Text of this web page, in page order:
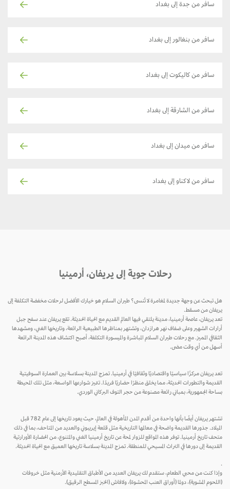
سافر من جدة إلى بغداد
سافر من بنغالور إلى بغداد
سافر من كاليكوت إلى بغداد
سافر من الشارقة إلى بغداد
سافر من ميدان إلى بغداد
سافر من لاكناو إلى بغداد
رحلات جوية إلى يريفان، أرمينيا
هل تبحث عن وجهة جديدة لمغامرة لا تُنسى؟ طيران السلام هو خيارك الأفضل لرحلات مخفضة التكلفة إلى
يريفان من مسقط.
تعد يريفان، عاصمة أرمينيا، مدينة يلتقي فيها العالم القديم مع الحياة الحديثة. تقع يريفان عند سفح جبل
أرارات الشهير وعلى ضفاف نهر هرازدان، وتشتهر بمناظرها الطبيعية الرائعة، وتاريخها الغني، ومشهدها
الثقافي المميز. مع رحلات طيران السلام المباشرة والميسورة التكلفة، أصبح اكتشاف هذه المدينة الرائعة
أسهل من أي وقت مضى.
تعد يريفان مركزًا سياسيًا واقتصاديًا وثقافيًا في أرمينيا. تمزج المدينة بسلاسة بين العمارة السوفيتية
القديمة والتطورات الحديثة، مما يخلق منظرًا حضاريًا فريدًا. تتميز شوارعها الواسعة، مثل تلك المحيطة
بساحة الجمهورية، بمباني رائعة مصنوعة من حجر التوف البركاني الوردي.
تشتهر يريفان أيضًا بأنها واحدة من أقدم المدن المأهولة في العالم، حيث يعود تاريخها إلى عام 782 قبل
الميلاد. جذورها القديمة واضحة في معالمها التاريخية مثل قلعة إيريبوني والعديد من المتاحف، بما في ذلك
متحف تاريخ أرمينيا. توفر هذه المواقع للزوار لمحة عن تاريخ أرمينيا الغني والمتنوع، من الحضارة الأورارتية
القديمة إلى دورها في التراث المسيحي للمنطقة. تمزج المدينة بسلاسة تاريخها العميق مع الحياة الحديثة.
وإذا كنت من محبي الطعام، ستقدم لك يريفان العديد من الأطباق التقليدية الأرمنية مثل خروفات
(اللحوم المشوية)، دولما (أوراق العنب المحشوة)، ولافاش (الخبز المسطح الرقيق).